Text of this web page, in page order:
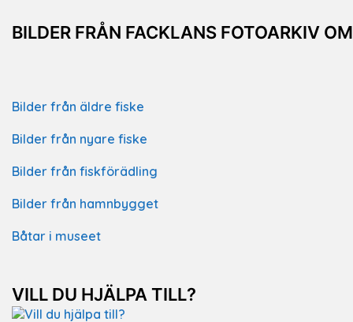
BILDER FRÅN FACKLANS FOTOARKIV
Bilder från äldre fiske
Bilder från nyare fiske
Bilder från fiskförädling
Bilder från hamnbygget
Båtar i museet
VILL DU HJÄLPA TILL?